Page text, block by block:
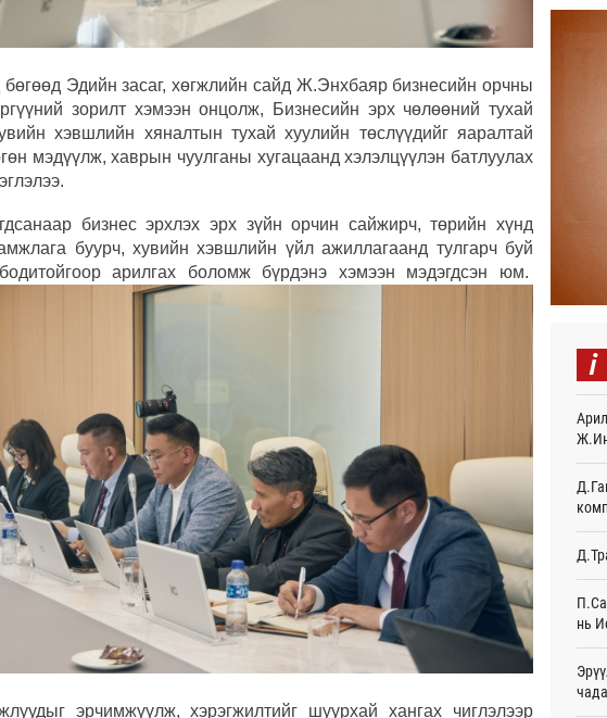
Эдийн засаг, хөгжлийн сайд Ж.Энхбаяр бизнесийн орчны
зорилт хэмээн онцолж, Бизнесийн эрх чөлөөний тухай
хэвшлийн хяналтын тухай хуулийн төслүүдийг яаралтай
мэдүүлж, хаврын чуулганы хугацаанд хэлэлцүүлэн батлуулах
бизнес эрхлэх эрх зүйн орчин сайжирч, төрийн хүнд
буурч, хувийн хэвшлийн үйл ажиллагаанд тулгарч буй
арилгах боломж бүрдэнэ хэмээн мэдэгдсэн юм.
эрчимжүүлж, хэрэгжилтийг шуурхай хангах чиглэлээр
6
Энэ
i
нь